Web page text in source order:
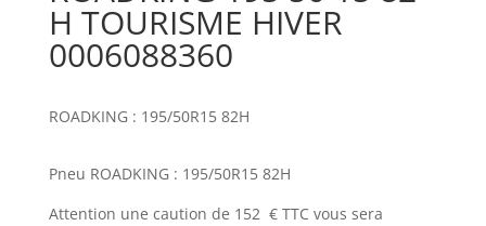
H TOURISME HIVER
0006088360
ROADKING : 195/50R15 82H
Pneu ROADKING : 195/50R15 82H
Attention une caution de 152 € TTC vous sera